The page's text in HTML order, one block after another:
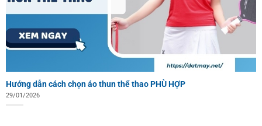
Hướng dẫn cách chọn áo thun thể thao PHÙ HỢP
29/01/2026